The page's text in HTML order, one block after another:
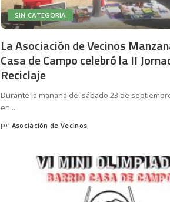
SIN CATEGORÍA
La Asociación de Vecinos
Casa de Campo celebró la II
Reciclaje
Durante la mañana del sábado 23 de
en ...
Posted
por Asociación de Vecinos